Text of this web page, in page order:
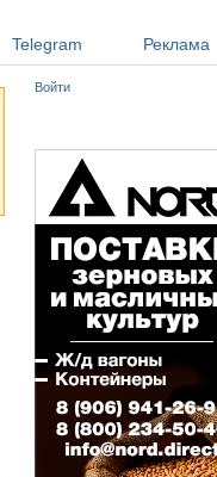
Telegram Реклама
Войти